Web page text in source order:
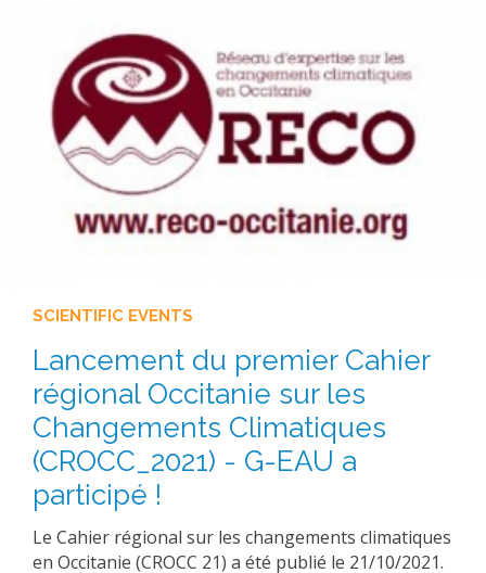
SCIENTIFIC EVENTS
Lancement du premier Cahier
régional Occitanie sur les
Changements Climatiques
(CROCC_2021) - G-EAU a
participé !
Le Cahier régional sur les changements climatiques
en Occitanie (CROCC 21) a été publié le 21/10/2021.